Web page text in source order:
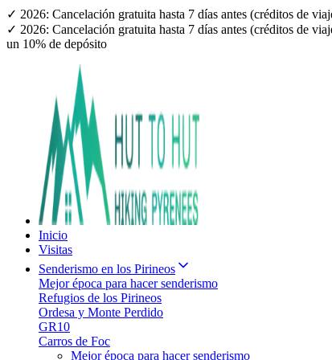
✓ 2026: Cancelación gratuita hasta 7 días antes (créditos de
✓ 2026: Cancelación gratuita hasta 7 días antes (créditos de
un 10% de depósito
Inicio
Visitas
Senderismo en los Pirineos
Mejor época para hacer senderismo
Refugios de los Pirineos
Ordesa y Monte Perdido
GR10
Carros de Foc
Mejor época para hacer senderismo